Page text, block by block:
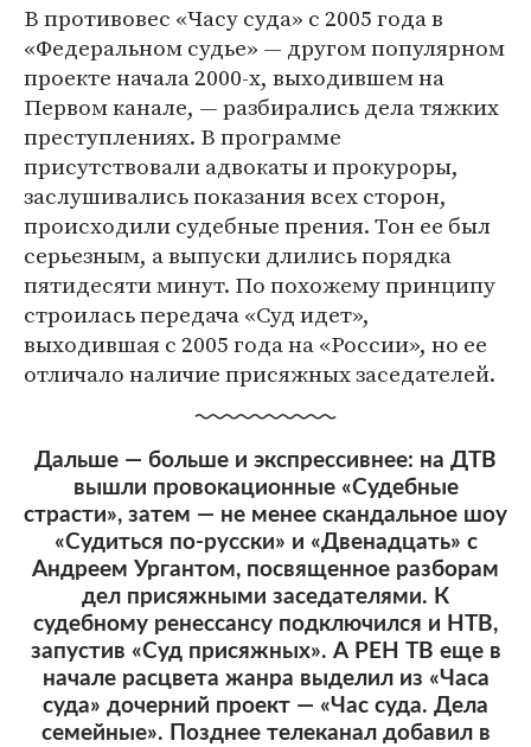
В противовес «Часу суда» с 2005 года в
«Федеральном судье» — другом популярном
проекте начала 2000-х, выходившем на
Первом канале, — разбирались дела тяжких
преступлениях. В программе
присутствовали адвокаты и прокуроры,
заслушивались показания всех сторон,
происходили судебные прения. Тон ее был
серьезным, а выпуски длились порядка
пятидесяти минут. По похожему принципу
строилась передача «Суд идет»,
выходившая с 2005 года на «России», но ее
отличало наличие присяжных заседателей.
Дальше — больше и экспрессивнее: на ДТВ
вышли провокационные «Судебные
страсти», затем — не менее скандальное шоу
«Судиться по-русски» и «Двенадцать» с
Андреем Ургантом, посвященное разборам
дел присяжными заседателями. К
судебному ренессансу подключился и НТВ,
запустив «Суд присяжных». А РЕН ТВ еще в
начале расцвета жанра выделил из «Часа
суда» дочерний проект — «Час суда. Дела
семейные». Позднее телеканал добавил в